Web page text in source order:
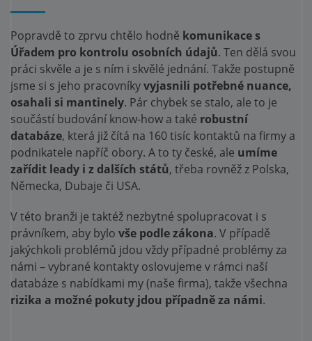
Popravdě to zprvu chtělo hodně komunikace s
Úřadem pro kontrolu osobních údajů. Ten dělá svou
práci skvěle a je s ním i skvělé jednání. Takže postupně
jsme si s jeho pracovníkyvyjasnili potřebné nuance,
osahali si mantinely. Pár chybek se stalo, ale to je
součástí budování know-how a také robustní
databáze, která již čítá na 160 tisíc kontaktů na firmy a
podnikatele napříč obory. A to ty české, ale umíme
zařídit leady i z dalších států, třeba rovněž z Polska,
Německa, Dubaje či USA.
V této branži je taktéž nezbytné spolupracovat i s
právníkem, aby bylo vše podle zákona. V případě
jakýchkoli problémů jdou vždy případné problémy za
námi – vybrané kontakty oslovujeme v rámci naší
databáze s nabídkami my (naše firma), takže všechna
rizika a možné pokuty jdou případně za námi.